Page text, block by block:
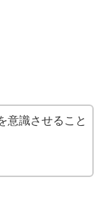
意識させること